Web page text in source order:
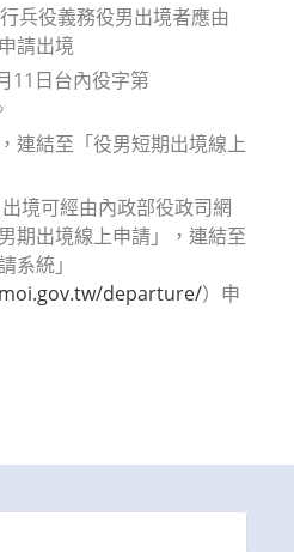
兵役義務役男出境者應由
請出境
11日台內役字第
連結至「役男短期出境線上
境可經由內政部役政司網
期出境線上申請」，連結至
系統」
departure/）申